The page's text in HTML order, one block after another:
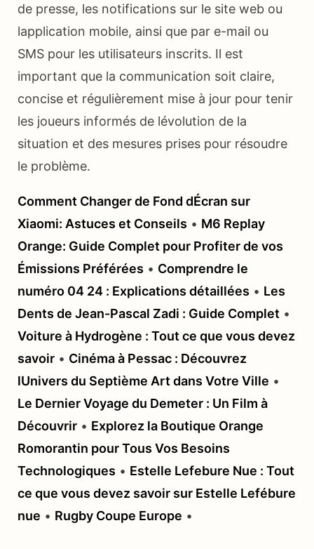
de presse, les notifications sur le site web ou
lapplication mobile, ainsi que par e-mail ou
SMS pour les utilisateurs inscrits. Il est
important que la communication soit claire,
concise et régulièrement mise à jour pour tenir
les joueurs informés de lévolution de la
situation et des mesures prises pour résoudre
le problème.
Comment Changer de Fond dÉcran sur
Xiaomi: Astuces et Conseils • M6 Replay
Orange: Guide Complet pour Profiter de vos
Émissions Préférées • Comprendre le
numéro 04 24 : Explications détaillées • Les
Dents de Jean-Pascal Zadi : Guide Complet •
Voiture à Hydrogène : Tout ce que vous devez
savoir • Cinéma à Pessac : Découvrez
lUnivers du Septième Art dans Votre Ville •
Le Dernier Voyage du Demeter : Un Film à
Découvrir • Explorez la Boutique Orange
Romorantin pour Tous Vos Besoins
Technologiques • Estelle Lefebure Nue : Tout
ce que vous devez savoir sur Estelle Lefébure
nue • Rugby Coupe Europe •